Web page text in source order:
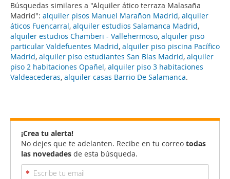
Búsquedas similares a "Alquiler ático terraza Malasaña
Madrid": alquiler pisos Manuel Marañon Madrid, alquiler
áticos Fuencarral, alquiler estudios Salamanca Madrid,
alquiler estudios Chamberi - Vallehermoso, alquiler piso
particular Valdefuentes Madrid, alquiler piso piscina Pacífico
Madrid, alquiler piso estudiantes San Blas Madrid, alquiler
piso 2 habitaciones Opañel, alquiler piso 3 habitaciones
Valdeacederas, alquiler casas Barrio De Salamanca.
¡Crea tu alerta!
No dejes que te adelanten. Recibe en tu correo todas
las novedades de esta búsqueda.